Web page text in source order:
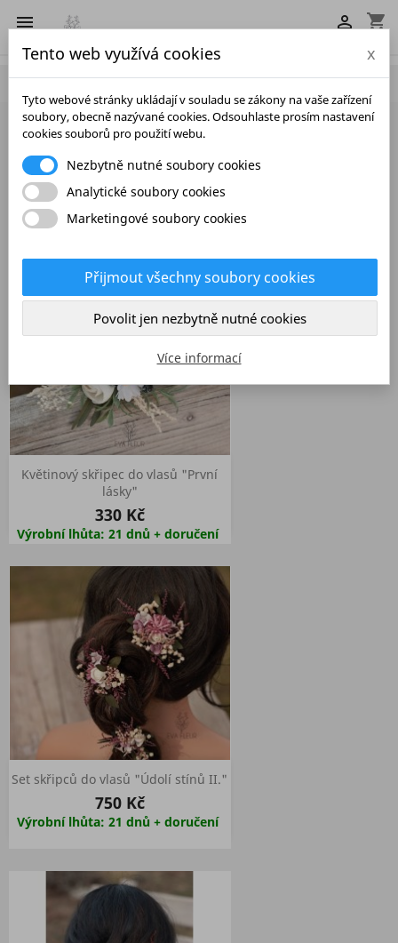
 shopping_cart

Skřipce
Vybrat
Zobrazení 1-17 z 17 položek
Květinový skřipec do vlasů "První
lásky"
330 Kč
Výrobní lhůta: 21 dnů + doručení
Set skřipců do vlasů "Údolí stínů II."
750 Kč
Výrobní lhůta: 21 dnů + doručení
Tento web využívá cookies x
Tyto webové stránky ukládají v souladu se zákony na vaše zařízení
soubory, obecně nazývané cookies. Odsouhlaste prosím nastavení
cookies souborů pro použití webu.
Nezbytně nutné soubory cookies
Analytické soubory cookies
Marketingové soubory cookies
Přijmout všechny soubory cookies
Povolit jen nezbytně nutné cookies
Více informací